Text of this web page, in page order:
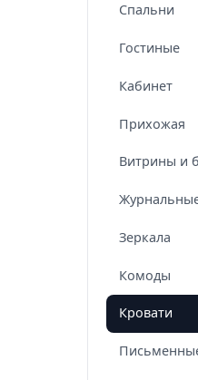
Спальни
Гостиные
Кабинет
Прихожая
Витрины и
Зеркала
Комоды
Кровати